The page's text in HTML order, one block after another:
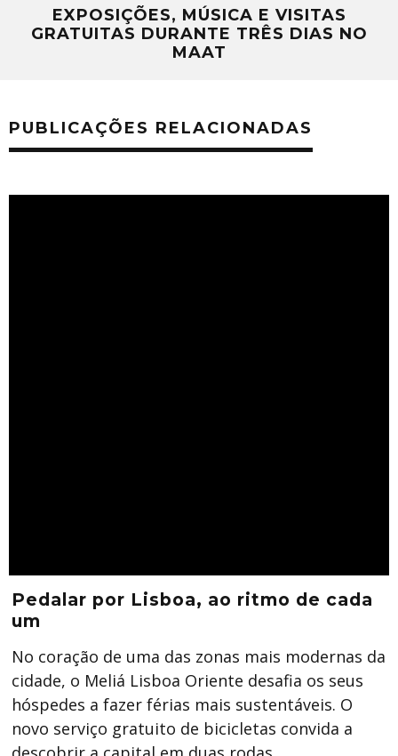
EXPOSIÇÕES, MÚSICA E VISITAS
GRATUITAS DURANTE TRÊS DIAS NO
MAAT
PUBLICAÇÕES RELACIONADAS
Pedalar por Lisboa, ao ritmo de cada
um
No coração de uma das zonas mais modernas da
cidade, o Meliá Lisboa Oriente desafia os seus
hóspedes a fazer férias mais sustentáveis. O
novo serviço gratuito de bicicletas convida a